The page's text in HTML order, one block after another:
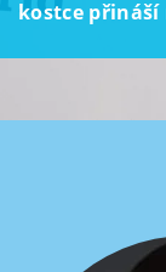
kostce přináší